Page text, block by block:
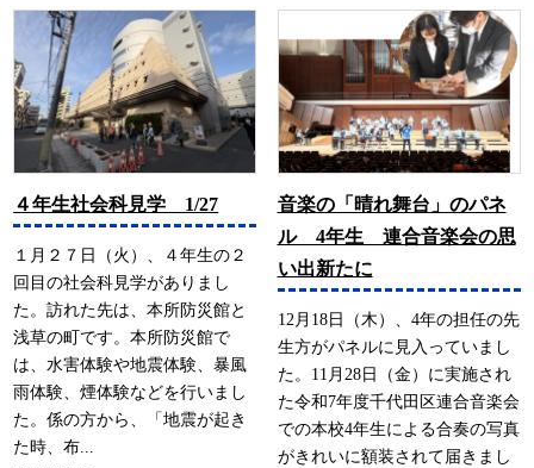
４年生社会科見学 1/27
１月２７日（火）、４年生の２
回目の社会科見学がありまし
た。訪れた先は、本所防災館と
浅草の町です。本所防災館で
は、水害体験や地震体験、暴風
雨体験、煙体験などを行いまし
た。係の方から、「地震が起き
た時、布...
音楽の「晴れ舞台」のパネ
ル 4年生 連合音楽会の思
い出新たに
12月18日（木）、4年の担任の先
生方がパネルに見入っていまし
た。11月28日（金）に実施され
た令和7年度千代田区連合音楽会
での本校4年生による合奏の写真
がきれいに額装されて届きまし